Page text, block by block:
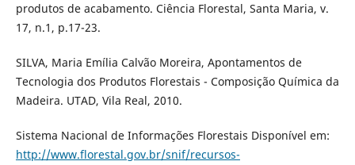
produtos de acabamento. Ciência Florestal, Santa Maria, v.
17, n.1, p.17-23.
SILVA, Maria Emília Calvão Moreira, Apontamentos de
Tecnologia dos Produtos Florestais - Composição Química da
Madeira. UTAD, Vila Real, 2010.
Sistema Nacional de Informações Florestais Disponível em:
http://www.florestal.gov.br/snif/recursos-